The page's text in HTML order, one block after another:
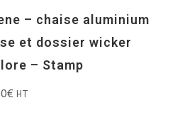
– chaise aluminium
et dossier wicker
– Stamp
€ HT